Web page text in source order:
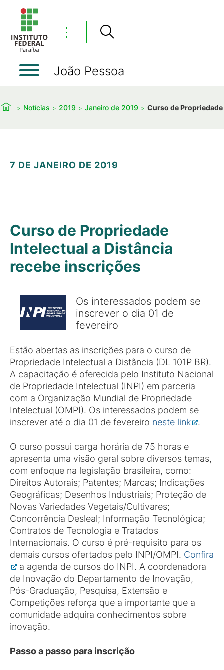
⋮
João Pessoa
Notícias 2019 Janeiro de 2019 Curso de
7 DE JANEIRO DE 2019
Curso de Propriedade
Intelectual a Distância
recebe inscrições
Os interessados podem se
inscrever o dia 01 de
fevereiro
Estão abertas as inscrições para o curso de
Propriedade Intelectual a Distância (DL 101P BR).
A capacitação é oferecida pelo Instituto Nacional
de Propriedade Intelectual (INPI) em parceria
com a Organização Mundial de Propriedade
Intelectual (OMPI). Os interessados podem se
inscrever até o dia 01 de fevereiro neste link .
O curso possui carga horária de 75 horas e
apresenta uma visão geral sobre diversos temas,
com enfoque na legislação brasileira, como:
Direitos Autorais; Patentes; Marcas; Indicações
Geográficas; Desenhos Industriais; Proteção de
Novas Variedades Vegetais/Cultivares;
Concorrência Desleal; Informação Tecnológica;
Contratos de Tecnologia e Tratados
Internacionais. O curso é pré-requisito para os
demais cursos ofertados pelo INPI/OMPI. Confira
a agenda de cursos do INPI. A coordenadora
de Inovação do Departamento de Inovação,
Pós-Graduação, Pesquisa, Extensão e
Competições reforça que a importante que a
comunidade adquira conhecimentos sobre
inovação.
Passo a passo para inscrição